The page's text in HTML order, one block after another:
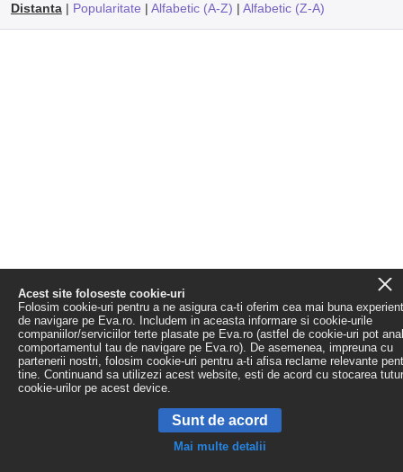
Distanta| Popularitate | Alfabetic (A-Z) | Alfabetic (Z-A)
Acest site foloseste cookie-uri
Folosim cookie-uri pentru a ne asigura ca-ti oferim cea mai buna
de navigare pe Eva.ro. Includem in aceasta informare si cookie-urile
companiilor/serviciilor terte plasate pe Eva.ro (astfel de cookie-uri pot
comportamentul tau de navigare pe Eva.ro). De asemenea, impreuna cu
partenerii nostri, folosim cookie-uri pentru a-ti afisa reclame relevante
tine. Continuand sa utilizezi acest website, esti de acord cu stocarea
cookie-urilor pe acest device.
Sunt de acord
Mai multe detalii